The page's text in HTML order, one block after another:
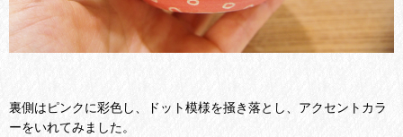
裏側はピンクに彩色し、ドット模様を掻き落とし、アクセントカラ
ーをいれてみました。